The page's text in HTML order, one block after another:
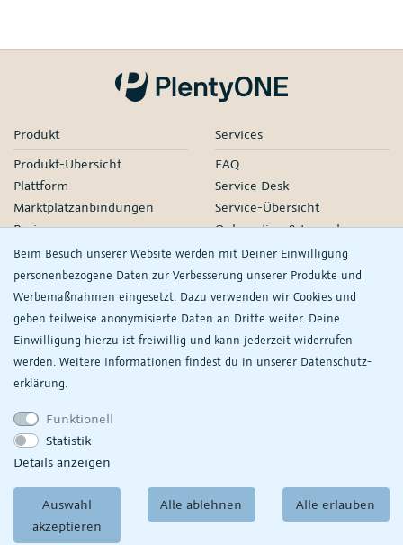
Beim Besuch unserer Website werden mit Deiner Einwilligung
personenbezogene Daten zur Verbesserung unserer Produkte und
Werbemaßnahmen eingesetzt. Dazu verwenden wir Cookies und
geben teilweise anonymisierte Daten an Dritte weiter. Deine
Einwilligung hierzu ist freiwillig und kann jederzeit widerrufen
werden. Weitere Informationen findest du in unserer Daten­schutz­
erklärung.
Funktionell
Statistik
Details anzeigen
Auswahl
akzeptieren
Alle ablehnen Alle erlauben
Produkt
Produkt-Übersicht
Plattform
Marktplatzanbindungen
Preise
Services
FAQ
Service Desk
Service-Übersicht
Onboarding & Launch
Services
Managed Services
Partner-Netzwerk
Webinare
Knowledge
plentyDevelopers
Product Information Hub
Unternehmen
© Copyright 2026 PlentyONE GmbH